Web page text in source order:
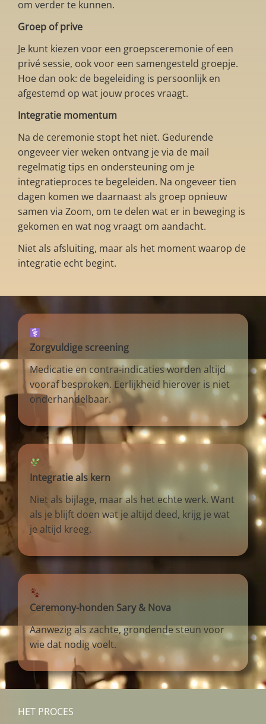
om verder te kunnen.
Groep of prive
Je kunt kiezen voor een groepsceremonie of een
privé sessie, ook voor een samengesteld groepje.
Hoe dan ook: de begeleiding is persoonlijk en
afgestemd op wat jouw proces vraagt.
Integratie momentum
Na de ceremonie stopt het niet. Gedurende
ongeveer vier weken ontvang je via de mail
regelmatig tips en ondersteuning om je
integratieproces te begeleiden. Na ongeveer tien
dagen komen we daarnaast als groep opnieuw
samen via Zoom, om te delen wat er in beweging is
gekomen en wat nog vraagt om aandacht.
Niet als afsluiting, maar als het moment waarop de
integratie echt begint.
Zorgvuldige screening
Medicatie en contra-indicaties worden altijd
vooraf besproken. Eerlijkheid hierover is niet
onderhandelbaar.
Integratie als kern
Niet als bijlage, maar als het echte werk. Want
als je blijft doen wat je altijd deed, krijg je wat
je altijd kreeg.
Ceremony-honden Sary & Nova
Aanwezig als zachte, grondende steun voor
wie dat nodig voelt.
HET PROCES